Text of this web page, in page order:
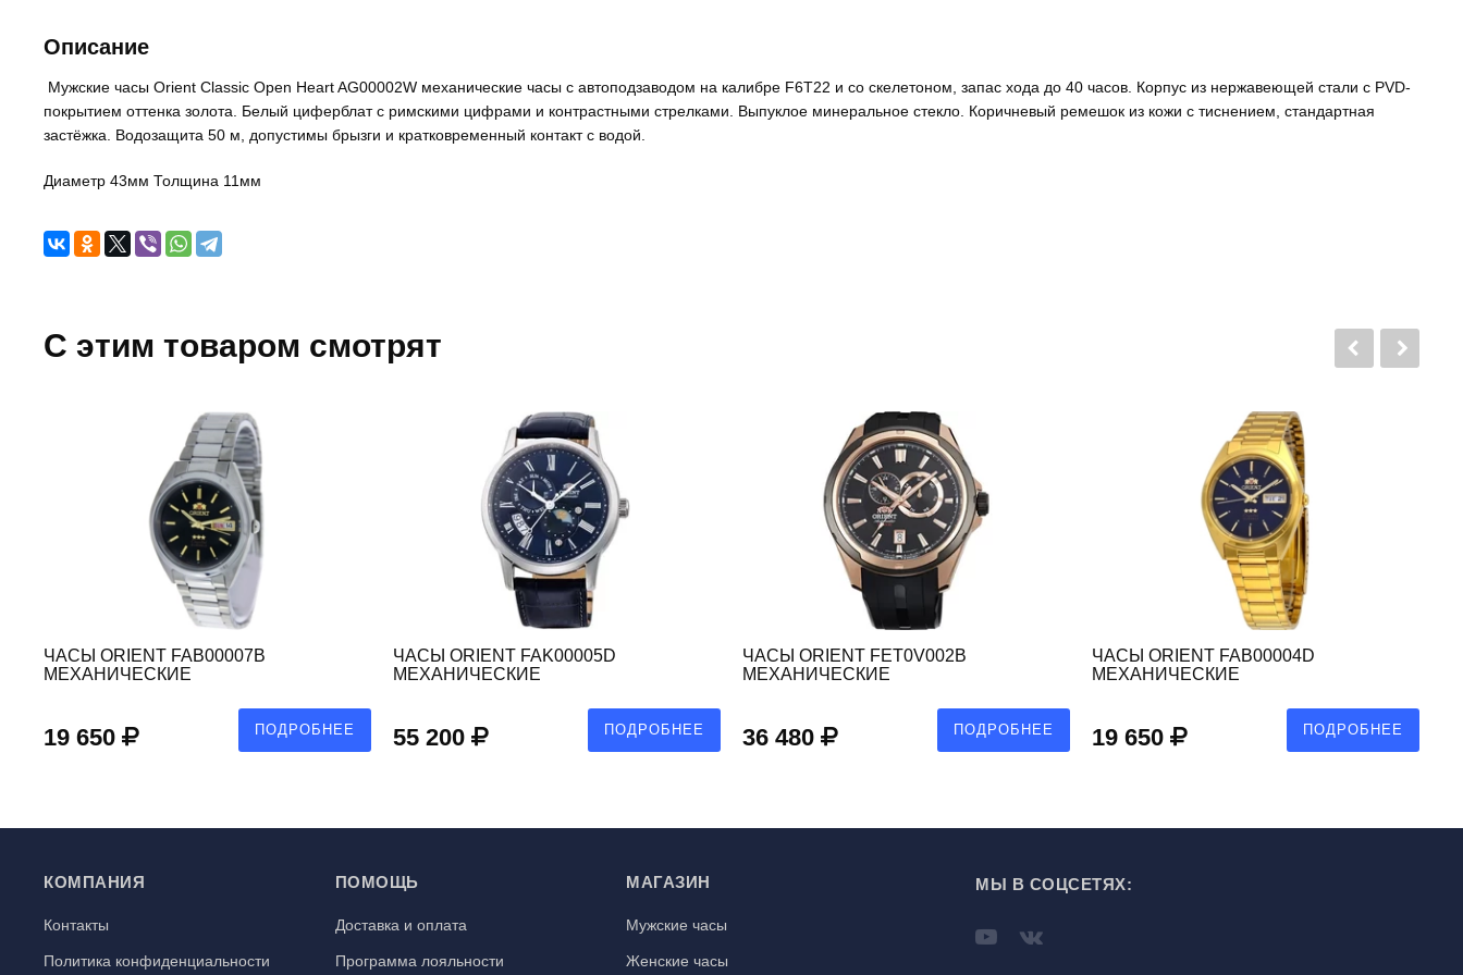
Описание
Мужские часы Orient Classic Open Heart AG00002W механические часы с автоподзаводом на калибре F6T22 и со скелетоном, запас хода до 40 часов. Корпус из нержавеющей стали с PVD-
покрытием оттенка золота. Белый циферблат с римскими цифрами и контрастными стрелками. Выпуклое минеральное стекло . Коричневый ремешок из кожи с тиснением, стандартная
застёжка. Водозащита 50 м, допустимы брызги и кратковременный контакт с водой.
Диаметр 43мм Толщина 11мм
C этим товаром смотрят
ЧАСЫ ORIENT FAB00007B
МЕХАНИЧЕСКИЕ
19 650 ПОДРОБНЕЕ
ЧАСЫ ORIENT FAK00005D
МЕХАНИЧЕСКИЕ
55 200 ПОДРОБНЕЕ
ЧАСЫ ORIENT FET0V002B
МЕХАНИЧЕСКИЕ
36 480 ПОДРОБНЕЕ
ЧАСЫ ORIENT FAB00004D
МЕХАНИЧЕСКИЕ
19 650 ПОДРОБНЕЕ
КОМПАНИЯ
Контакты
Политика конфиденциальности
ПОМОЩЬ
Доставка и оплата
Программа лояльности
МАГАЗИН
Мужские часы
Женские часы
МЫ В СОЦСЕТЯХ: